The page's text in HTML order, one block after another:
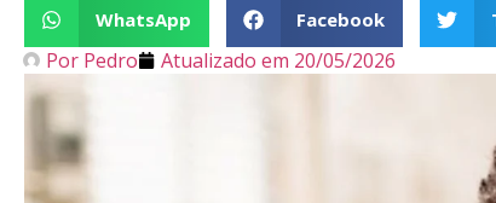
WhatsApp Facebook
Por Pedro Atualizado em 20/05/2026